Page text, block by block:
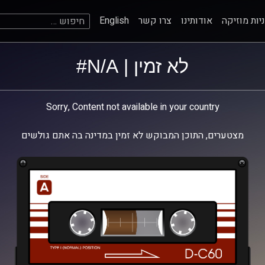
מוזיקה אודותינו צרו קשר English חיפוש:
לא זמין | N/A#
Sorry, Content not available in your country
מצטערים, התוכן המבוקש לא זמין במדינה בה אתם גולשים